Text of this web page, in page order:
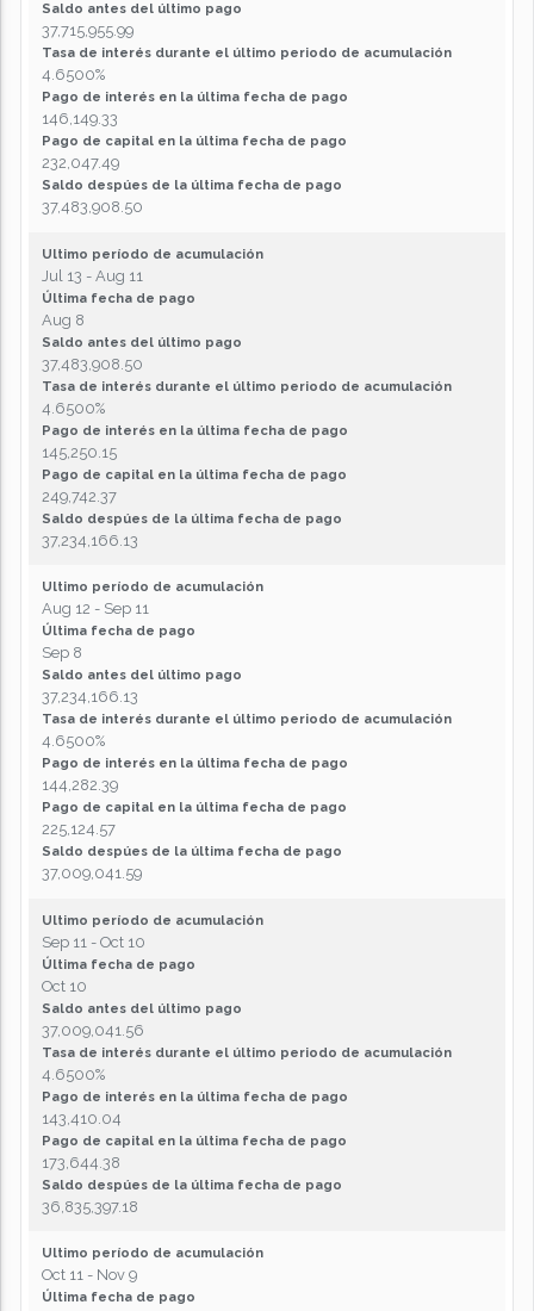
Saldo antes del último pago
37,715,955.99
Tasa de interés durante el último periodo de acumulación
4.6500%
Pago de interés en la última fecha de pago
146,149.33
Pago de capital en la última fecha de pago
232,047.49
Saldo despúes de la última fecha de pago
37,483,908.50
Ultimo período de acumulación
Jul 13 - Aug 11
Última fecha de pago
Aug 8
Saldo antes del último pago
37,483,908.50
Tasa de interés durante el último periodo de acumulación
4.6500%
Pago de interés en la última fecha de pago
145,250.15
Pago de capital en la última fecha de pago
249,742.37
Saldo despúes de la última fecha de pago
37,234,166.13
Ultimo período de acumulación
Aug 12 - Sep 11
Última fecha de pago
Sep 8
Saldo antes del último pago
37,234,166.13
Tasa de interés durante el último periodo de acumulación
4.6500%
Pago de interés en la última fecha de pago
144,282.39
Pago de capital en la última fecha de pago
225,124.57
Saldo despúes de la última fecha de pago
37,009,041.59
Ultimo período de acumulación
Sep 11 - Oct 10
Última fecha de pago
Oct 10
Saldo antes del último pago
37,009,041.56
Tasa de interés durante el último periodo de acumulación
4.6500%
Pago de interés en la última fecha de pago
143,410.04
Pago de capital en la última fecha de pago
173,644.38
Saldo despúes de la última fecha de pago
36,835,397.18
Ultimo período de acumulación
Oct 11 - Nov 9
Última fecha de pago